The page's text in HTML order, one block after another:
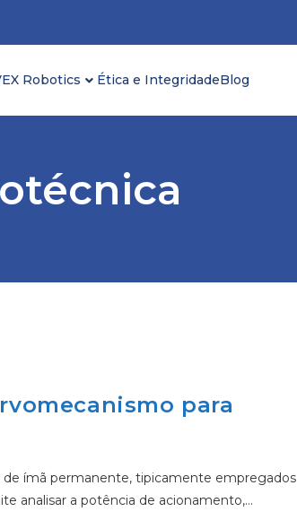
Robotics Ética e IntegridadeBlog
para
de ímã permanente, tipicamente empregados
analisar a potência de acionamento,…